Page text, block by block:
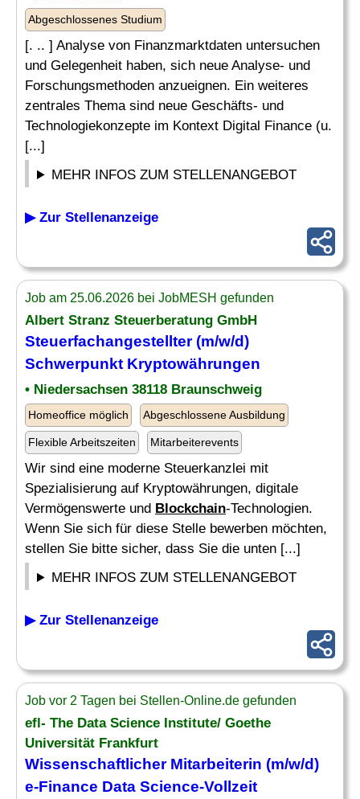
Abgeschlossenes Studium
[. .. ] Analyse von Finanzmarktdaten untersuchen
und Gelegenheit haben, sich neue Analyse- und
Forschungsmethoden anzueignen. Ein weiteres
zentrales Thema sind neue Geschäfts- und
Technologiekonzepte im Kontext Digital Finance (u.
[...]
MEHR INFOS ZUM STELLENANGEBOT
▶ Zur Stellenanzeige
Job am 25.06.2026 bei JobMESH gefunden
Albert Stranz Steuerberatung GmbH
Steuerfachangestellter (m/w/d)
Schwerpunkt Kryptowährungen
• Niedersachsen 38118 Braunschweig
Homeoffice möglich Abgeschlossene Ausbildung
Flexible Arbeitszeiten Mitarbeiterevents
Wir sind eine moderne Steuerkanzlei mit
Spezialisierung auf Kryptowährungen, digitale
Vermögenswerte und Blockchain-Technologien.
Wenn Sie sich für diese Stelle bewerben möchten,
stellen Sie bitte sicher, dass Sie die unten [...]
MEHR INFOS ZUM STELLENANGEBOT
▶ Zur Stellenanzeige
Job vor 2 Tagen bei Stellen-Online.de gefunden
efl- The Data Science Institute/ Goethe
Universität Frankfurt
Wissenschaftlicher Mitarbeiterin (m/w/d)
e-Finance Data Science-Vollzeit